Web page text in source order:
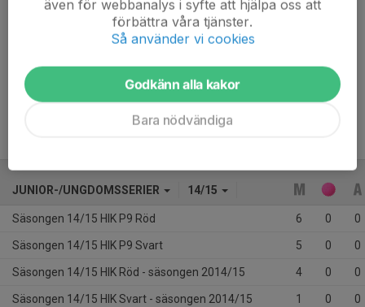
Egen produkt som gjorde a-lagsdebut 2022/23. Stabil
mittfältare med ett bra spelsinne och bra med bollen.
Tillhör Tellus P19 i år men står på avtal tillbaka till HIK.
JUNIOR-/UNGDOMSSERIER 14/15
Säsongen 14/15 HIK P9 Röd 6 0 0
Säsongen 14/15 HIK P9 Svart 5 0 0
Säsongen 14/15 HIK Röd - säsongen 2014/15 4 0 0
Säsongen 14/15 HIK Svart - säsongen 2014/15 1 0 0
även för webbanalys i syfte att hjälpa oss att
förbättra våra tjänster.
Så använder vi cookies
Godkänn alla kakor
Bara nödvändiga